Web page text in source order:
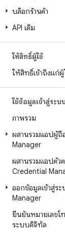
บล็อกร้านค้า
API เดิม
ให้สิทธิ์ผู้ใช้
ให้สิทธิ์เข้าถึงแก่ผู้
ใช้ข้อมูลเข้าสู่ระบ
ภาพรวม
ผสานรวมแอปผู้
Manager
ผสานรวมแอปตัว
Credential
ออกข้อมูลเข้าสู่ร
Manager
ยืนยันหมายเลขโ
ระบบดิจิทัล